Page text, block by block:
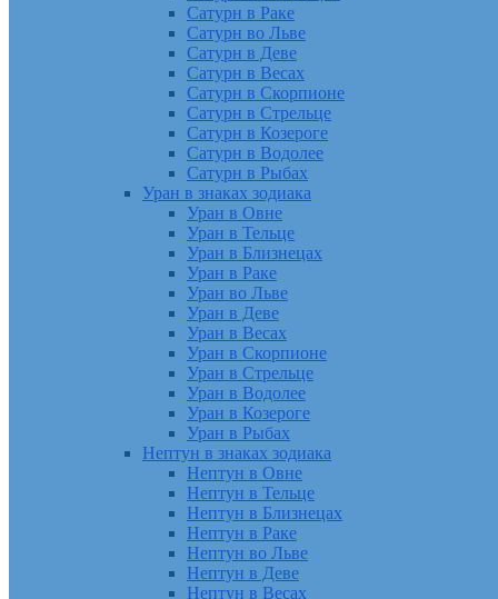
Сатурн в Раке
Сатурн во Льве
Сатурн в Деве
Сатурн в Весах
Сатурн в Скорпионе
Сатурн в Стрельце
Сатурн в Козероге
Сатурн в Водолее
Сатурн в Рыбах
Уран в знаках зодиака
Уран в Овне
Уран в Тельце
Уран в Близнецах
Уран в Раке
Уран во Льве
Уран в Деве
Уран в Весах
Уран в Скорпионе
Уран в Стрельце
Уран в Водолее
Уран в Козероге
Уран в Рыбах
Нептун в знаках зодиака
Нептун в Овне
Нептун в Тельце
Нептун в Близнецах
Нептун в Раке
Нептун во Льве
Нептун в Деве
Нептун в Весах